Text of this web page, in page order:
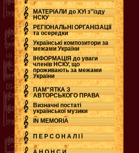
МАТЕРІАЛИ до ХУІ з"їзду
НСКУ
РЕГІОНАЛЬНІ ОРГАНІЗАЦІЇ
та осередки
Українські композитори за
межами України
ІНФОРМАЦІЯ до уваги
членів НСКУ, що
проживають за межами
України
ПАМ"ЯТКА З
АВТОРСЬКОГО ПРАВА
Визначні постаті
української музики
IN MEMORIA
П Е Р С О Н А Л І Ї